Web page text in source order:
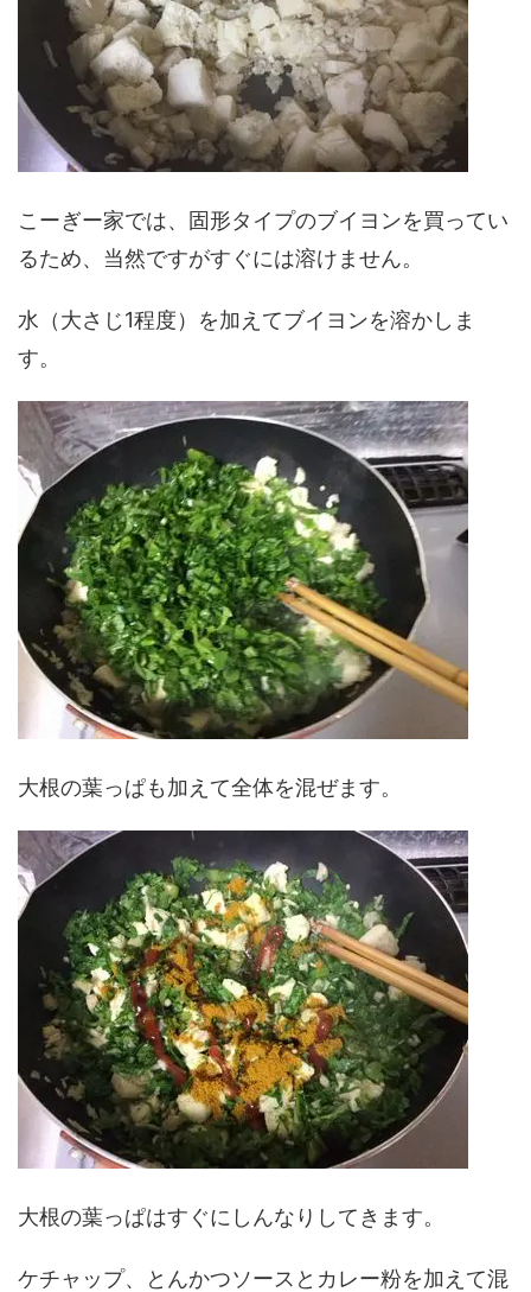
こーぎー家では、固形タイプのブイヨンを買ってい
るため、当然ですがすぐには溶けません。
水（大さじ1程度）を加えてブイヨンを溶かしま
す。
大根の葉っぱも加えて全体を混ぜます。
大根の葉っぱはすぐにしんなりしてきます。
ケチャップ、とんかつソースとカレー粉を加えて混